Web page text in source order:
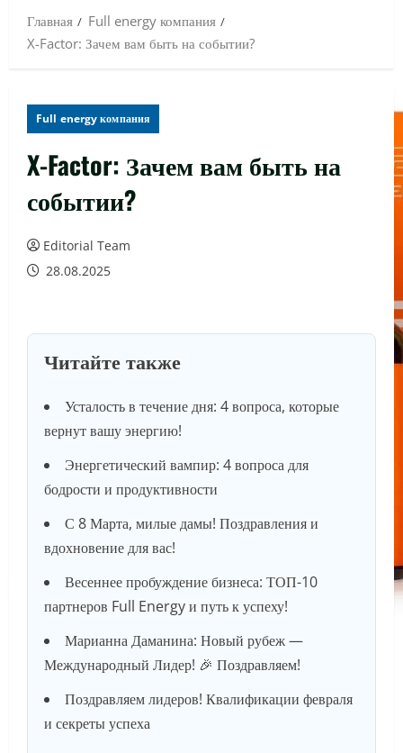
Главная
Full energy компания
X-Factor: Зачем вам быть на событии?
Full energy компания
X-Factor: Зачем вам быть на
событии?
Editorial Team
28.08.2025
Читайте также
Усталость в течение дня: 4 вопроса, которые
вернут вашу энергию!
Энергетический вампир: 4 вопроса для
бодрости и продуктивности
С 8 Марта, милые дамы! Поздравления и
вдохновение для вас!
Весеннее пробуждение бизнеса: ТОП-10
партнеров Full Energy и путь к успеху!
Марианна Даманина: Новый рубеж —
Международный Лидер! 🎉 Поздравляем!
Поздравляем лидеров! Квалификации февраля
и секреты успеха